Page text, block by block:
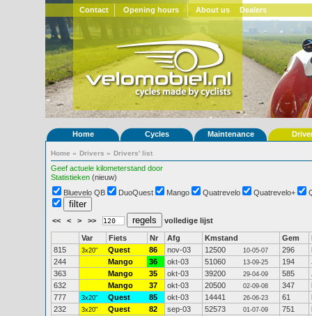
Contact Opening hours About us Dealers
Home Cycles Maintenance
Home » Drivers » Drivers' list
Geef actuele kilometerstand door
Statistieken (nieuw)
Bluevelo QB
DuoQuest Mango Quatrevelo Quatrevelo+
<< < > >> volledige lijst
Var Fiets Nr Afg Kmstand Gem
815
3x20" Quest 86 nov-03 12500 10-05-07 296
244
Mango 36 okt-03 51060 13-09-25 194
363
Mango 35 okt-03 39200 29-04-09 585
632
Mango 37 okt-03 20500 02-09-08 347
777
3x20" Quest 85 okt-03 14441 26-06-23 61
232
3x20" Quest 82 sep-03 52573 01-07-09 751